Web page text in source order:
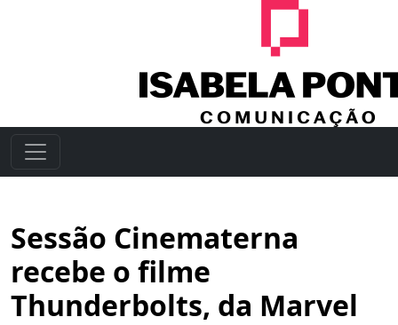
Sessão Cinematerna
recebe o filme
Thunderbolts, da Marvel